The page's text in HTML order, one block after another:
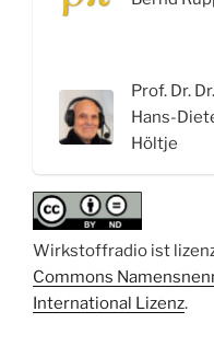
Prof. Dr. Dr.
Hans-
Höltje
Wirkstoffradio ist
Commons
International Lizenz.